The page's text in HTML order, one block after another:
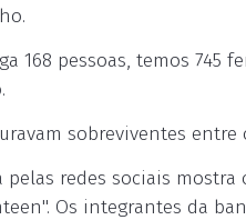
168 pessoas, temos 745
sobreviventes entre
redes sociais
Os integrantes da